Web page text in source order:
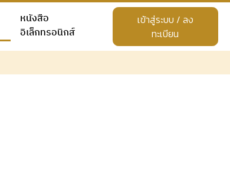
หนังสือ
อิเล็กทรอนิกส์
เข้าสู่ระบบ / ลง
ทะเบียน